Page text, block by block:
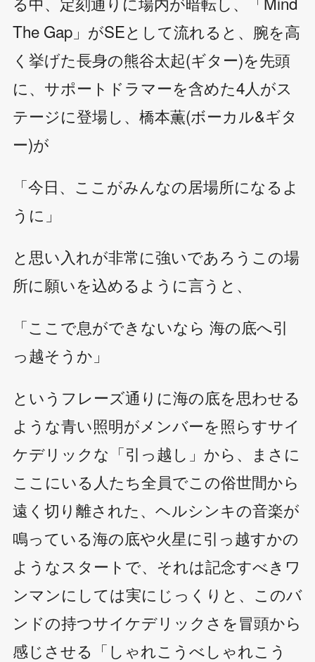
The Gap」がSEとして流れると、腕を高
く挙げた長身の熊谷太起(ギター)を先頭
に、サポートドラマーを含めた4人がス
テージに登場し、橋本薫(ボーカル&ギタ
ー)が
「今日、ここがみんなの居場所になるよ
うに」
と思い入れが非常に強いであろうこの場
所に願いを込めるように言うと、
「ここで息ができないなら 海の底へ引
っ越そうか」
というフレーズ通りに海の底を思わせる
ような青い照明がメンバーを照らすサイ
ケデリックな「引っ越し」から、まさに
ここにいる人たち全員でこの俗世間から
遠く切り離された、ヘルシンキの音楽が
鳴っている海の底や火星に引っ越すかの
ようなスタートで、それは記念すべきワ
ンマンにしては実にじっくりと、このバ
ンドの持つサイケデリックさを冒頭から
感じさせる「しゃれこうべしゃれこう